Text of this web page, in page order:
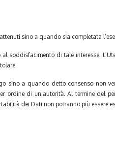
sino a quando sia completata
soddisfacimento di tale interesse.
sino a quando detto consenso non
di un’autorità. Al termine del
dei Dati non potranno più essere